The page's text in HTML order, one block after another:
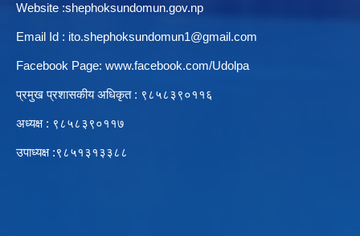
Website :shephoksundomun.gov.np
Email Id : ito.shephoksundomun1@gmail.com
Facebook Page: www.facebook.com/Udolpa
प्रमुख प्रशासकीय अधिकृत : ९८५८३९०११६‍
अध्यक्ष : ९८५८३९०११७
उपाध्यक्ष :९८५१३१३३८८